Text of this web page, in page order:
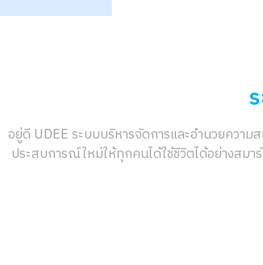
อยู่ดี UDEE ระบบบริหารจัดการและอำนวยควา
ประสบการณ์ใหม่ให้ทุกคนได้ใช้ชีวิตได้อย่างสมา